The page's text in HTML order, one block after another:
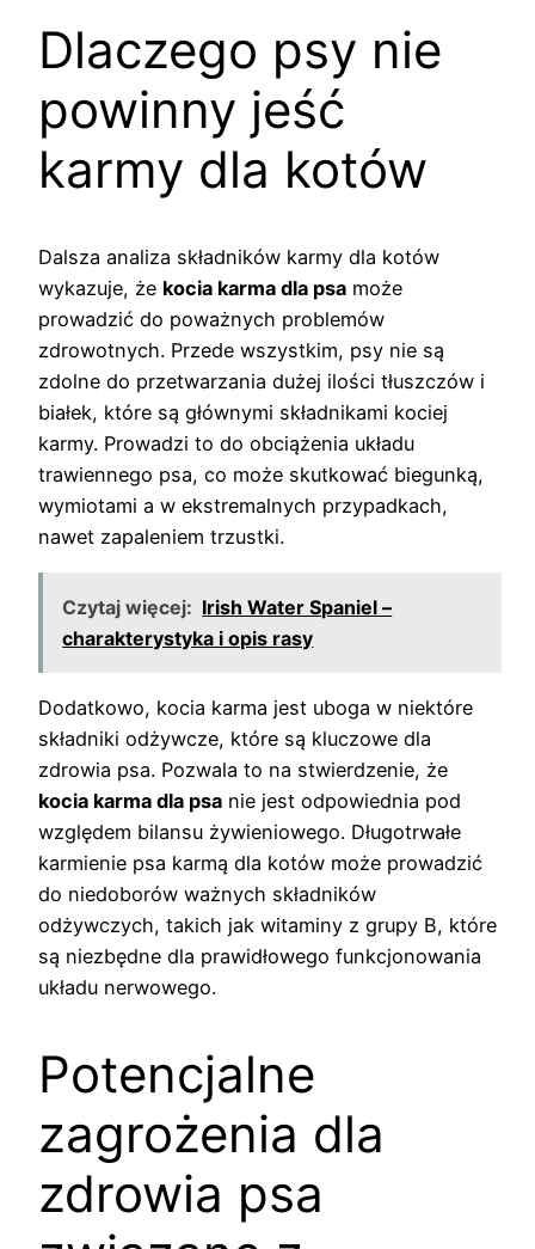
Dlaczego psy nie
powinny jeść
karmy dla kotów
Dalsza analiza składników karmy dla kotów
wykazuje, że kocia karma dla psa może
prowadzić do poważnych problemów
zdrowotnych. Przede wszystkim, psy nie są
zdolne do przetwarzania dużej ilości tłuszczów i
białek, które są głównymi składnikami kociej
karmy. Prowadzi to do obciążenia układu
trawiennego psa, co może skutkować biegunką,
wymiotami a w ekstremalnych przypadkach,
nawet zapaleniem trzustki.
Czytaj więcej: Irish Water Spaniel –
charakterystyka i opis rasy
Dodatkowo, kocia karma jest uboga w niektóre
składniki odżywcze, które są kluczowe dla
zdrowia psa. Pozwala to na stwierdzenie, że
kocia karma dla psa nie jest odpowiednia pod
względem bilansu żywieniowego. Długotrwałe
karmienie psa karmą dla kotów może prowadzić
do niedoborów ważnych składników
odżywczych, takich jak witaminy z grupy B, które
są niezbędne dla prawidłowego funkcjonowania
układu nerwowego.
Potencjalne
zagrożenia dla
zdrowia psa